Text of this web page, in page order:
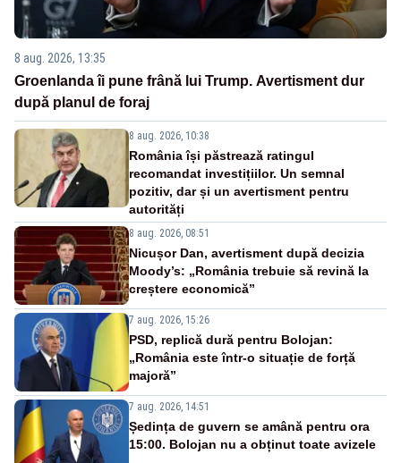
8 aug. 2026, 13:35
Groenlanda îi pune frână lui Trump. Avertisment dur
după planul de foraj
8 aug. 2026, 10:38
România își păstrează ratingul
recomandat investițiilor. Un semnal
pozitiv, dar și un avertisment pentru
autorități
8 aug. 2026, 08:51
Nicușor Dan, avertisment după decizia
Moody’s: „România trebuie să revină la
creștere economică”
7 aug. 2026, 15:26
PSD, replică dură pentru Bolojan:
„România este într-o situație de forță
majoră”
7 aug. 2026, 14:51
Ședința de guvern se amână pentru ora
15:00. Bolojan nu a obținut toate avizele